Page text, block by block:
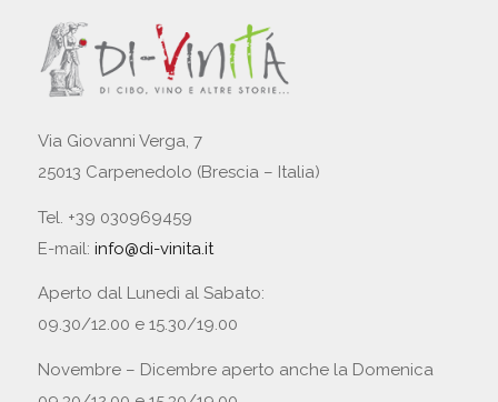
Via Giovanni Verga, 7
25013 Carpenedolo (Brescia – Italia)
Tel. +39 030969459
E-mail: info@di-vinita.it
Aperto dal Lunedì al Sabato:
09.30/12.00 e 15.30/19.00
Novembre – Dicembre aperto anche la Domenica